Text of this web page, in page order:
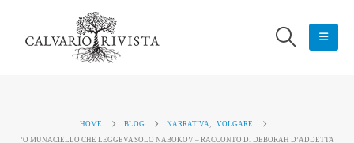
HOME BLOG NARRATIVA
VOLGARE
’O MUNACIELLO CHE LEGGEVA SOLO NABOKOV – RACCONTO DI DEBORAH D’ADDETTA